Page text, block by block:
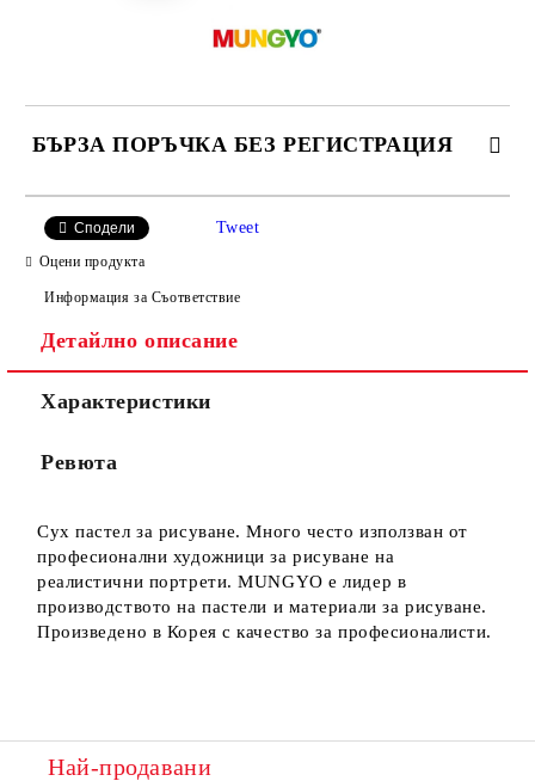
БЪРЗА ПОРЪЧКА БЕЗ РЕГИСТРАЦИЯ
Сподели Tweet
Оцени продукта
Информация за Съответствие
Детайлно описание
Характеристики
Ревюта
Сух пастел за рисуване. Много често използван от
професионални художници за рисуване на
реалистични портрети. MUNGYO е лидер в
производството на пастели и материали за рисуване.
Произведено в Корея с качество за професионалисти.
Най-продавани